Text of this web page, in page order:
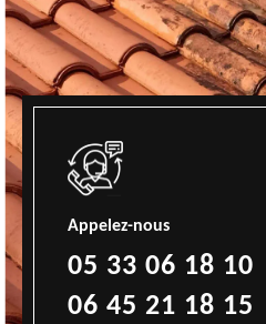
Appelez-nous
05 33 06 18 10
06 45 21 18 15